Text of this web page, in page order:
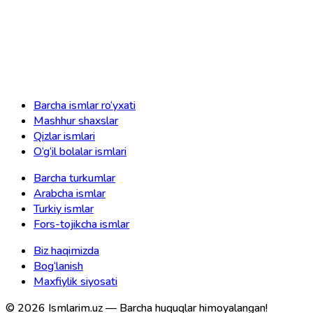
Barcha ismlar ro‘yxati
Mashhur shaxslar
Qizlar ismlari
O‘g‘il bolalar ismlari
Barcha turkumlar
Arabcha ismlar
Turkiy ismlar
Fors-tojikcha ismlar
Biz haqimizda
Bog‘lanish
Maxfiylik siyosati
© 2026 Ismlarim.uz — Barcha huquqlar himoyalangan!